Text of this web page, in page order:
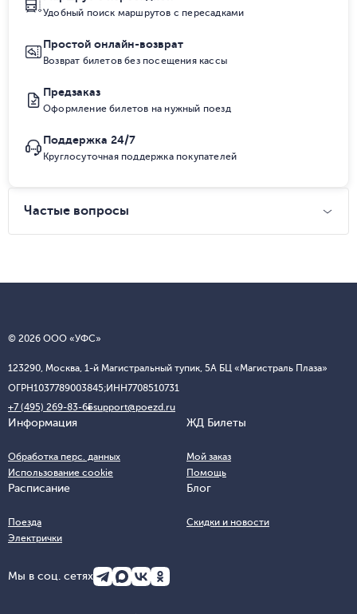
Удобный поиск маршрутов с пересадками
Простой онлайн-возврат
Возврат билетов без посещения кассы
Предзаказ
Оформление билетов на нужный поезд
Поддержка 24/7
Круглосуточная поддержка покупателей
Частые вопросы
© 2026 ООО «УФС»
123290, Москва, 1-й Магистральный тупик, 5А БЦ «Магистраль Плаза»
ОГРН1037789003845;ИНН7708510731
+7 (495) 269-83-65support@poezd.ru
Информация
Обработка перс. данных
Использование cookie
ЖД Билеты
Мой заказ
Помощь
Расписание
Поезда
Электрички
Блог
Скидки и новости
Мы в соц. сетях